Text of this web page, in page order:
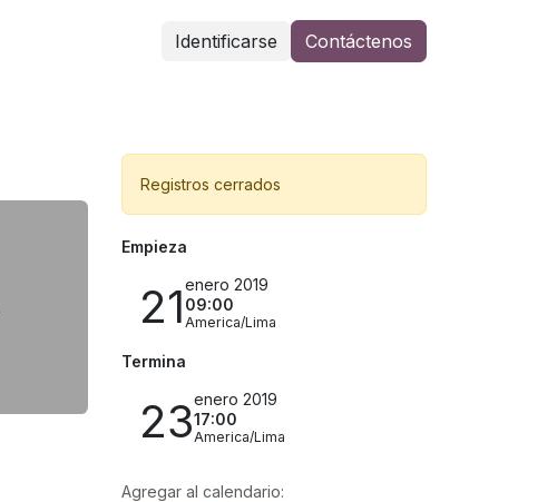
Identificarse Contáctenos
Registros cerrados
Empieza
21enero 2019
09:00
America/Lima
Termina
23enero 2019
17:00
America/Lima
Agregar al calendario: